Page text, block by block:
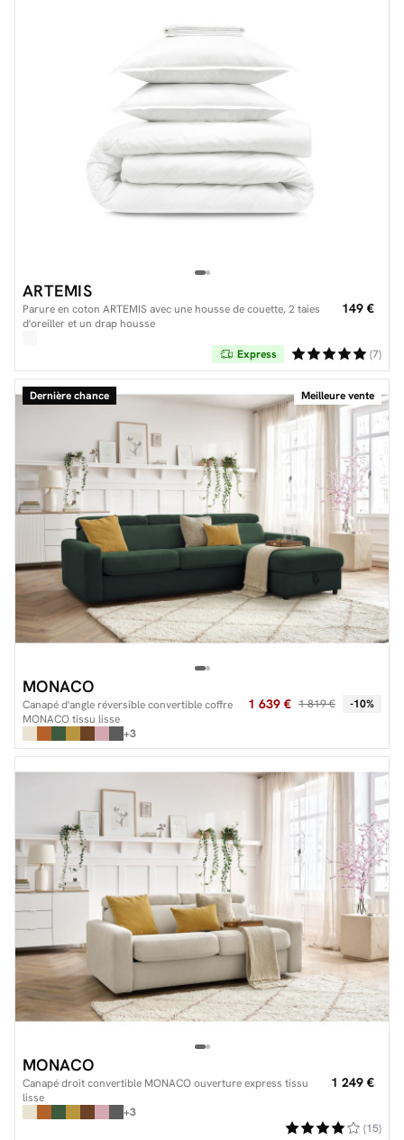
Facilité de paiements
Aide et contact
Conseil sur mesure
ARTEMIS
Parure en coton ARTEMIS avec une housse de couette, 2 taies
d'oreiller et un drap housse
149 €
(7)
Express
Meilleure vente
Dernière chance
MONACO
Canapé d'angle réversible convertible coffre
MONACO tissu lisse
1 639 € 1 819 € -10%
+3
MONACO
Canapé droit convertible MONACO ouverture express tissu
lisse
1 249 €
+3
(15)